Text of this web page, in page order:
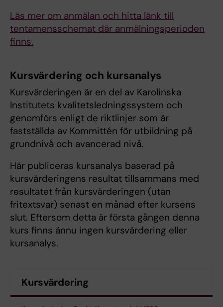
Läs mer om anmälan och hitta länk till
tentamensschemat där anmälningsperioden
finns.
Kursvärdering och kursanalys
Kursvärderingen är en del av Karolinska
Institutets kvalitetsledningssystem och
genomförs enligt de riktlinjer som är
fastställda av Kommittén för utbildning på
grundnivå och avancerad nivå.
Här publiceras kursanalys baserad på
kursvärderingens resultat tillsammans med
resultatet från kursvärderingen (utan
fritextsvar) senast en månad efter kursens
slut. Eftersom detta är första gången denna
kurs finns ännu ingen kursvärdering eller
kursanalys.
Kursvärdering